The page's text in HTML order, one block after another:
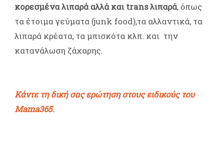
κορεσμένα λιπαρά αλλά και trans λιπαρά, όπως
τα έτοιμα γεύματα (junk food),τα αλλαντικά, τα
λιπαρά κρέατα, τα μπισκότα κλπ. και την
κατανάλωση ζάχαρης.
Κάντε τη δική σας ερώτηση στους ειδικούς του
Mama365.